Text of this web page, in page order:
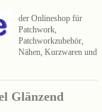
der Onlineshop für
Patchwork,
Patchworkzubehör,
Nähen, Kurzwaren und
Glänzend